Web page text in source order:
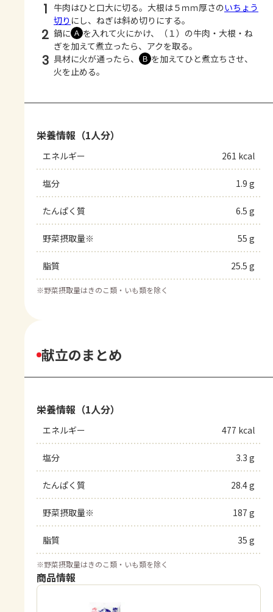
1 牛肉はひと口大に切る。大根は５ｍｍ厚さのいちょう
切り にし、ねぎは斜め切りにする。
2 鍋に Ａ を入れて火にかけ、（１）の牛肉・大根・ね
ぎを加えて煮立ったら、アクを取る。
3 具材に火が通ったら、 Ｂ を加えてひと煮立ちさせ、
火を止める。
栄養情報（1人分）
エネルギー 261 kcal
塩分 1.9 g
たんぱく質 6.5 g
野菜摂取量※ 55 g
脂質 25.5 g
※野菜摂取量はきのこ類・いも類を除く
献立のまとめ
栄養情報（1人分）
エネルギー 477 kcal
塩分 3.3 g
たんぱく質 28.4 g
野菜摂取量※ 187 g
脂質 35 g
※野菜摂取量はきのこ類・いも類を除く
商品情報